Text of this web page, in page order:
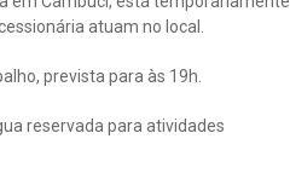
atuam no local.
prevista para às 19h.
reservada para atividades